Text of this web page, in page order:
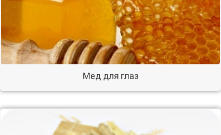
Мед для глаз